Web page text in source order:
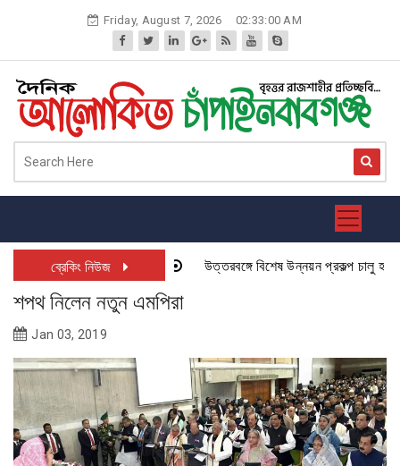
Friday, August 7, 2026 02:33:01 AM
ব্রেকিং নিউজ উত্তরবঙ্গে বিশেষ উন্নয়ন প্রকল্প চালু হতে
শপথ নিলেন নতুন এমপিরা
Jan 03, 2019